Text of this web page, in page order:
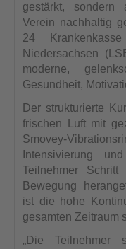
gestärkt, sondern
Verein nachhaltig
24
Niedersachsen
moderne,
Gesundheit,
Der strukturierte
frischen Luft mit
Smovey-
Intensivierung
Teilnehmer
Bewegung
ist die hohe
gesamten Zeitraum
„Die Teilnehmer